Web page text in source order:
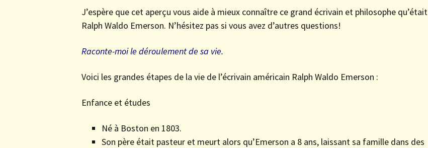
J’espère que cet aperçu vous aide à mieux connaître ce grand écrivain et philosophe qu’était
Ralph Waldo Emerson. N’hésitez pas si vous avez d’autres questions!
Raconte-moi le déroulement de sa vie.
Voici les grandes étapes de la vie de l’écrivain américain Ralph Waldo Emerson :
Enfance et études
Né à Boston en 1803.
Son père était pasteur et meurt alors qu’Emerson a 8 ans, laissant sa famille dans des